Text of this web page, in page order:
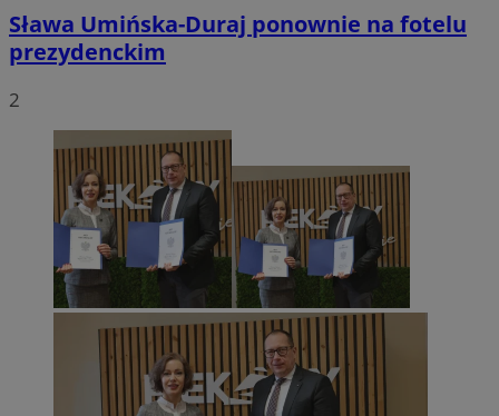
Sława Umińska-Duraj ponownie na fotelu
prezydenckim
2